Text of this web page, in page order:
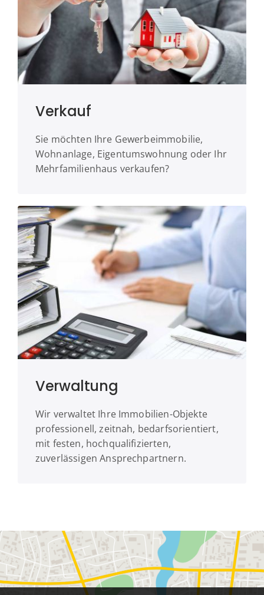
Verkauf
Sie möchten Ihre Gewerbeimmobilie,
Wohnanlage, Eigentumswohnung oder Ihr
Mehrfamilienhaus verkaufen?
Verwaltung
Wir verwaltet Ihre Immobilien-Objekte
professionell, zeitnah, bedarfsorientiert,
mit festen, hochqualifizierten,
zuverlässigen Ansprechpartnern.